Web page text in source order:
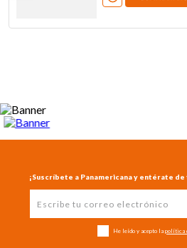
¡Suscríbete a Panamericana y entérate
He leído y acepto la política